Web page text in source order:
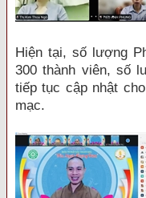
Hiện tại, số lượng
300 thành viên, số
tiếp tục cập nhật
mạc.